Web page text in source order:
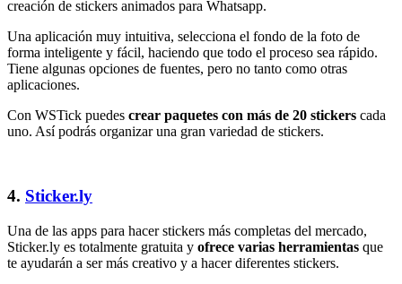
creación de stickers animados para Whatsapp.
Una aplicación muy intuitiva, selecciona el fondo de la foto de
forma inteligente y fácil, haciendo que todo el proceso sea rápido.
Tiene algunas opciones de fuentes, pero no tanto como otras
aplicaciones.
Con WSTick puedes crear paquetes con más de 20 stickers cada
uno. Así podrás organizar una gran variedad de stickers.
4. Sticker.ly
Una de las apps para hacer stickers más completas del mercado,
Sticker.ly es totalmente gratuita y ofrece varias herramientas que
te ayudarán a ser más creativo y a hacer diferentes stickers.